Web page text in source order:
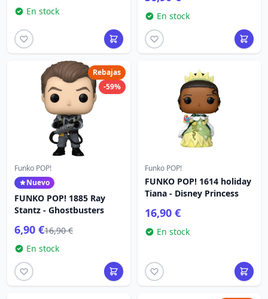
En stock En stock
Rebajas
-59%
Funko POP!
Nuevo
FUNKO POP! 1885 Ray
Stantz - Ghostbusters
6,90 €16,90 €
En stock
Funko POP!
FUNKO POP! 1614 holiday
Tiana - Disney Princess
16,90 €
En stock